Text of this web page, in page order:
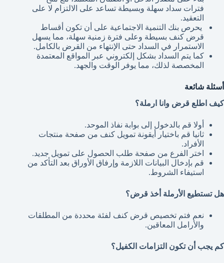
فترات سداد سهلة وبسيطة تساعد على الالتزام لا على
التعقيد.
يحرص بنك التنمية الاجتماعية على أن تكون أقساط
قرض كنف بسيطة وعلى فترة زمنية سهلة، مما يسهل
الاستمرار في السداد حتى الإنتهاء من القرض بالكامل.
كما يتم السداد بشكل إلكتروني عبر المواقع المعتمدة
المخصصة لذلك، مما يوفر الوقت والجهد.
أسئلة شائعة
كيف اطلع قرض وانا ارملة؟
أولا قم بالدخول إلى بوابة نفاذ الموحد.
ثانيا قم باختيار أيقونة تمويل كنف من صفحة منتجات
الأفراد.
اختر الفرع من صفحة طلب الحصول على تمويل جديد.
قم بإدخال البيانات اللازمة وإرفاق الأوراق بعد التأكد من
استيفاء الشروط.
هل تستطيع الأرملة أخذ قرض؟
نعم فتم تخصيص قرض كنف لفئة محددة من المطلقات
والأرامل المعاقين.
كم يجب أن تكون التزامات الكفيل؟